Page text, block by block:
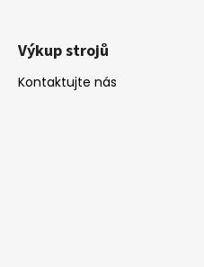
Výkup strojů
Kontaktujte nás